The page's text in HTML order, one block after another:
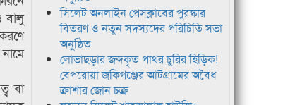
বালু
বা
সিলেট অনলাইন প্রেসক্লাবের পুরস্কার
বিতরণ ও নতুন সদস্যদের পরিচিতি সভা
অনুষ্ঠিত
লোভাছড়ার জব্দকৃত পাথর চুরির হিড়িক!
বেপরোয়া জকিগঞ্জের আটগ্রামের অবৈধ
ক্রাশার জোন চক্র